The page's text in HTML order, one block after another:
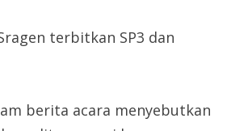
terbitkan SP3 dan
berita acara menyebutkan